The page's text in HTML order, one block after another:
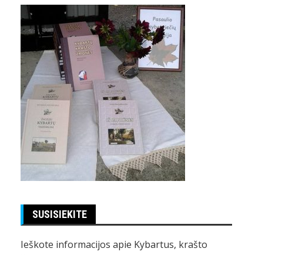
SUSISIEKITE
Ieškote informacijos apie Kybartus, krašto